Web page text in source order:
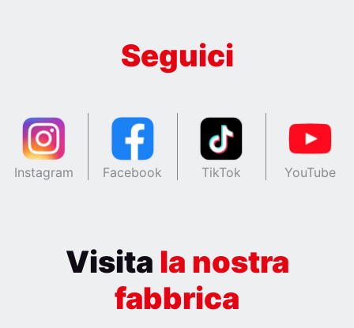
Seguici
Instagram Facebook TikTok YouTube
Visita la nostra
fabbrica